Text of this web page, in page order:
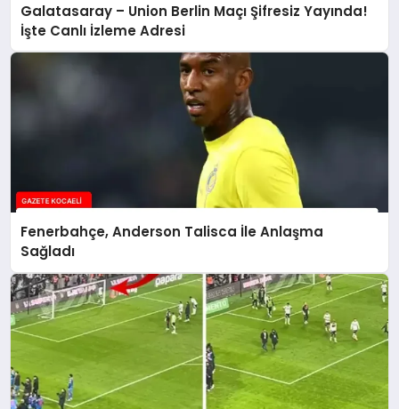
Galatasaray – Union Berlin Maçı Şifresiz Yayında!
İşte Canlı İzleme Adresi
Fenerbahçe, Anderson Talisca İle Anlaşma
Sağladı